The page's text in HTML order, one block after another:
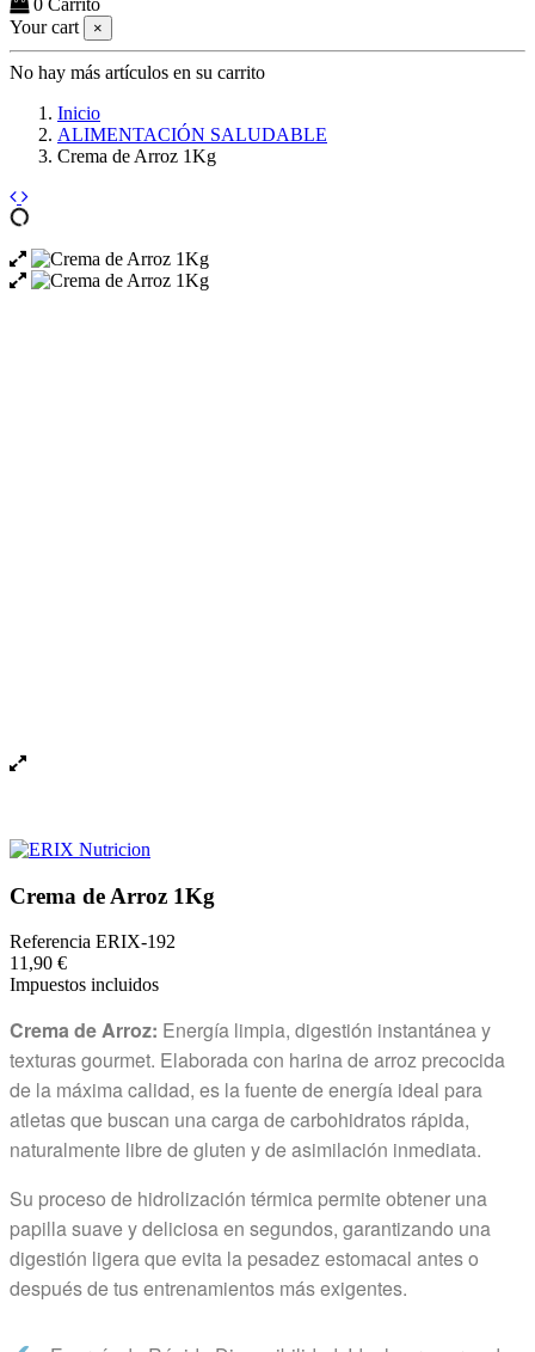
Carrito
Your cart
×
No hay más artículos en su carrito
Inicio
ALIMENTACIÓN SALUDABLE
Crema de Arroz 1Kg
Crema de Arroz 1Kg
Referencia ERIX-192
11,90 €
Impuestos incluidos
Crema de Arroz: Energía limpia, digestión instantánea y
texturas gourmet. Elaborada con harina de arroz precocida
de la máxima calidad, es la fuente de energía ideal para
atletas que buscan una carga de carbohidratos rápida,
naturalmente libre de gluten y de asimilación inmediata.
Su proceso de hidrolización térmica permite obtener una
papilla suave y deliciosa en segundos, garantizando una
digestión ligera que evita la pesadez estomacal antes o
después de tus entrenamientos más exigentes.